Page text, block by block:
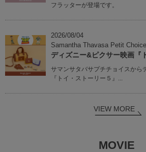
フラッターが登場です。
2026/08/04
Samantha Thavasa Petit Choice
ディズニー&ピクサー映画『
サマンサタバサプチチョイスから
『トイ・ストーリー５』...
VIEW MORE
MOVIE